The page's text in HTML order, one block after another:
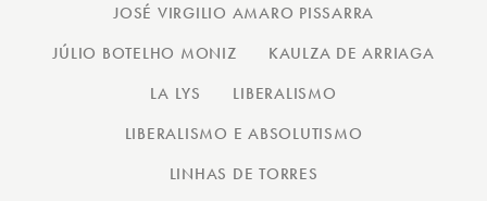
JOSÉ VIRGILIO AMARO PISSARRA
JÚLIO BOTELHO MONIZ
KAULZA DE ARRIAGA
LA LYS
LIBERALISMO
LIBERALISMO E ABSOLUTISMO
LINHAS DE TORRES